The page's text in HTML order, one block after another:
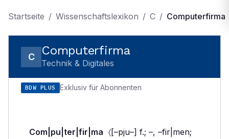
Startseite / Wissenschaftslexikon / C / Computerfirma
C Computerfirma
Technik & Digitales
BDW PLUS Exklusiv für Abonnenten
Com|pu|ter|fir|ma 〈[–pju–] f.; –, –fir|men;